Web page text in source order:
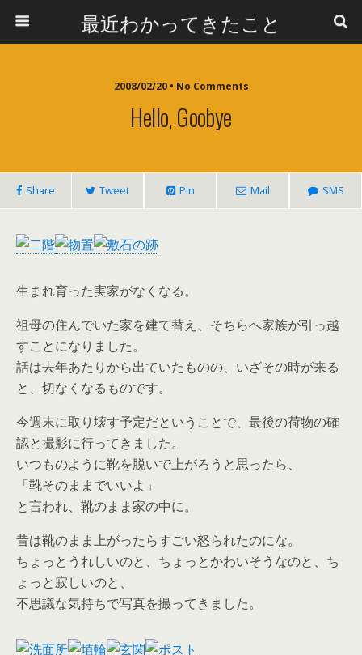
最近わかってきたこと
2008/02/20 • No Comments
Hello, Goobye
Share Tweet Pin Mail SMS
生まれ育った実家がなくなる。
祖母の住んでいた家を建て替え、そちらへ家族が引っ越
すことになりました。
話は去年あたりから出ていたものの、いざその時が来る
と、切なくなるものです。
今週末に取り壊す予定だということで、最後の荷物の確
認と撮影に行ってきました。
いつものように靴を脱いで上がろうと思ったら、
「靴そのままでいいよ」
と言われ、靴のまま家の中に。
昔は靴のまま上がったらすごい怒られたのにな。
ちょっとうれしいのと、ちょっとかわいそうなのと、ち
ょっと寂しいのと、
不思議な気持ちで写真を撮ってきました。